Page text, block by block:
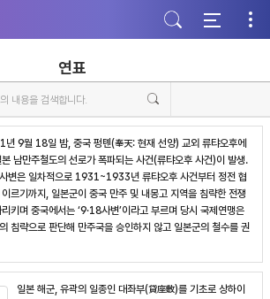
연표
년 9월 18일 밤, 중국 펑톈(奉天: 현재 선양) 교외 류탸오후에
남만주철도의 선로가 폭파되는 사건(류탸오후 사건)이 발생.
변은 일차적으로 1931~1933년 류탸오후 사건부터 정전 협
이르기까지, 일본군이 중국 만주 및 내몽고 지역을 침략한 전쟁
키며 중국에서는 ‘9·18사변’이라고 부르며 당시 국제연맹은
침략으로 판단해 만주국을 승인하지 않고 일본군의 철수를 권
일본 해군, 유곽의 일종인 대좌부(貸座敷)를 기초로 상하이